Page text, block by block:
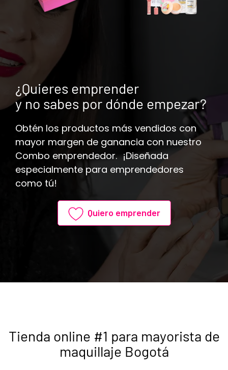
¿Quieres emprender
y no sabes por dónde empezar?
Obtén los productos más vendidos con
mayor margen de ganancia con nuestro
Combo emprendedor. ¡Diseñada
especialmente para emprendedores
como tú!
Quiero emprender
Tienda online #1 para mayorista de
maquillaje Bogotá